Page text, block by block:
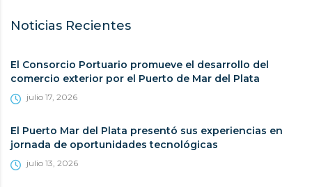
Noticias Recientes
El Consorcio Portuario promueve el desarrollo del
comercio exterior por el Puerto de Mar del Plata
julio 17, 2026
El Puerto Mar del Plata presentó sus experiencias en
jornada de oportunidades tecnológicas
julio 13, 2026